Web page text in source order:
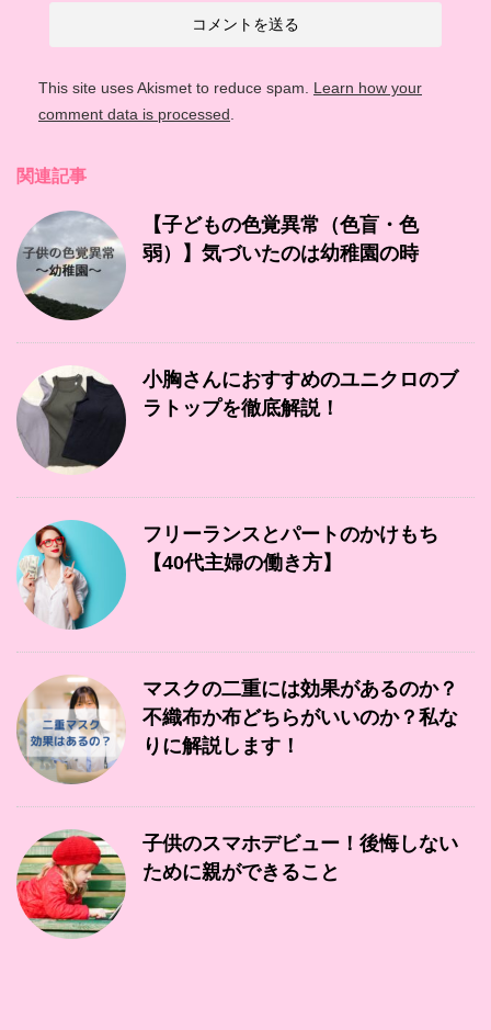
This site uses Akismet to reduce spam. Learn how your
comment data is processed
関連記事
【子どもの色覚異常（色盲・色
弱）】気づいたのは幼稚園の時
小胸さんにおすすめのユニクロのブ
ラトップを徹底解説！
フリーランスとパートのかけもち
【40代主婦の働き方】
マスクの二重には効果があるのか？
不織布か布どちらがいいのか？私な
りに解説します！
子供のスマホデビュー！後悔しない
ために親ができること